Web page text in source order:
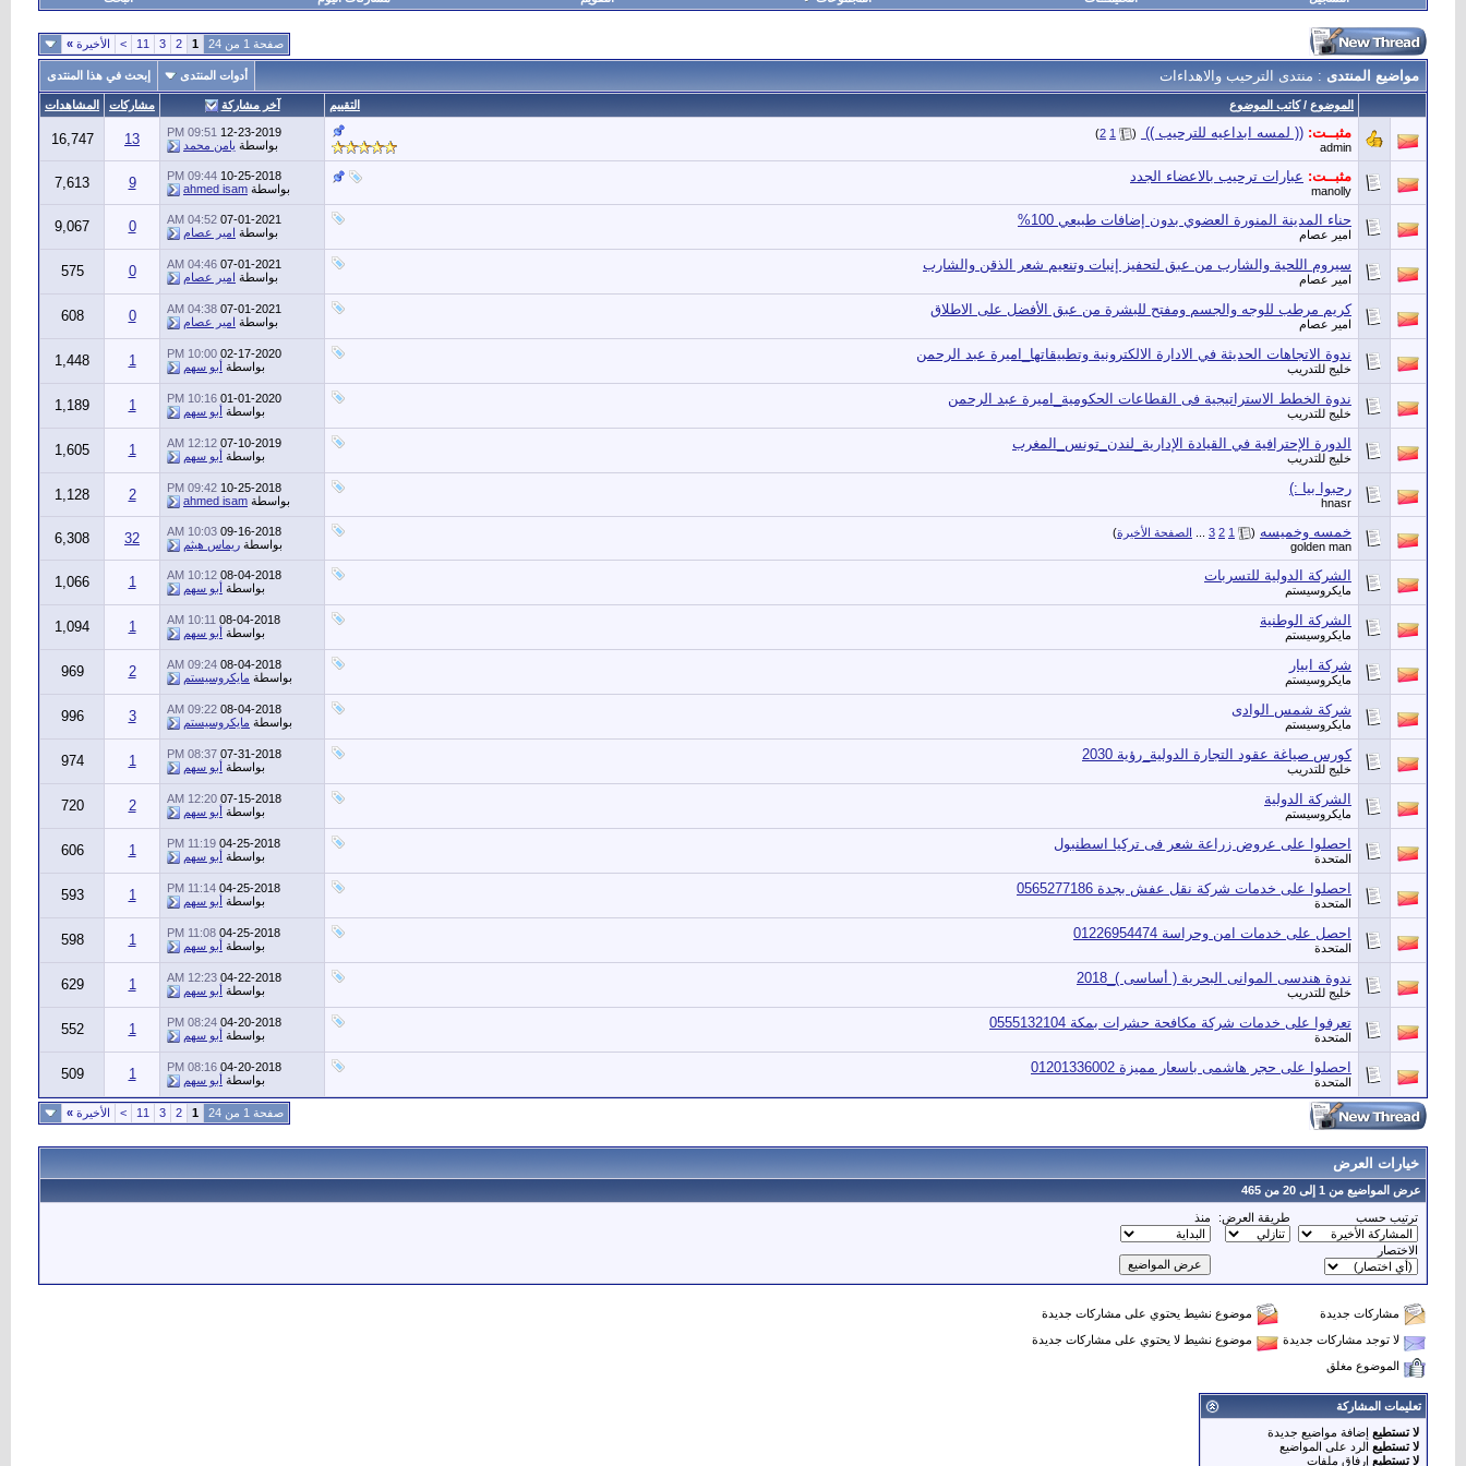
صفحة 1 من 24 1
2
3
11
> الأخيرة »
مواضيع المنتدى : منتدى الترحيب والاهداءات أدوات المنتدى إبحث في هذا المنتدى
التقييم الموضوع /كاتب الموضوع آخر مشاركة مشاركات المشاهدات
مثبــت: (( لمسه ابداعيه للترحيب )) ‏ (
1
2
)
admin
12-23-2019
09:51 PM
بواسطة يامن محمد 13
16,747
مثبــت: عبارات ترحيب بالاعضاء الجدد
manolly
10-25-2018
09:44 PM
بواسطة ahmed isam
9
7,613
حناء المدينة المنورة العضوي بدون إضافات طبيعي 100%
امير عصام
07-01-2021
04:52 AM
بواسطة امير عصام 0
9,067
سيروم اللحية والشارب من عبق لتحفيز إنبات وتنعيم شعر الذقن والشارب
امير عصام
07-01-2021
04:46 AM
بواسطة امير عصام 0
575
كريم مرطب للوجه والجسم ومفتح للبشرة من عبق الأفضل على الاطلاق
امير عصام
07-01-2021
04:38 AM
بواسطة امير عصام 0
608
ندوة الاتجاهات الحديثة في الادارة الالكترونية وتطبيقاتها_اميرة عبد الرحمن
خليج للتدريب
02-17-2020
10:00 PM
بواسطة أبو سهم 1
1,448
ندوة الخطط الاستراتيجية فى القطاعات الحكومية_اميرة عبد الرحمن
خليج للتدريب
01-01-2020
10:16 PM
بواسطة أبو سهم 1
1,189
الدورة الإحترافية في القيادة الإدارية_لندن_تونس_المغرب
خليج للتدريب
07-10-2019
12:12 AM
بواسطة أبو سهم 1
1,605
رحبوا بيا :)
hnasr
10-25-2018
09:42 PM
بواسطة ahmed isam
2
1,128
خمسه وخميسه (
1
2
3 الصفحة الأخيرة)
golden man
09-16-2018
10:03 AM
بواسطة ريماس هيثم 32
6,308
الشركة الدولية للتسربات
مايكروسيستم
08-04-2018
10:12 AM
بواسطة أبو سهم 1
1,066
الشركة الوطنية
مايكروسيستم
08-04-2018
10:11 AM
بواسطة أبو سهم 1
1,094
شركة ابيار
مايكروسيستم
08-04-2018
09:24 AM
بواسطة مايكروسيستم 2
969
شركة شمس الوادى
مايكروسيستم
08-04-2018
09:22 AM
بواسطة مايكروسيستم 3
996
كورس صياغة عقود التجارة الدولية_رؤية 2030
خليج للتدريب
07-31-2018
08:37 PM
بواسطة أبو سهم 1
974
الشركة الدولية
مايكروسيستم
07-15-2018
12:20 AM
بواسطة أبو سهم 2
720
احصلوا على عروض زراعة شعر فى تركيا اسطنبول
المتحدة
04-25-2018
11:19 PM
بواسطة أبو سهم 1
606
احصلوا على خدمات شركة نقل عفش بجدة 0565277186
المتحدة
04-25-2018
11:14 PM
بواسطة أبو سهم 1
593
احصل على خدمات امن وحراسة 01226954474
المتحدة
04-25-2018
11:08 PM
بواسطة أبو سهم 1
598
ندوة هندسى الموانى البحرية ( أساسى )_2018
خليج للتدريب
04-22-2018
12:23 AM
بواسطة أبو سهم 1
629
تعرفوا على خدمات شركة مكافحة حشرات بمكة 0555132104
المتحدة
04-20-2018
08:24 PM
بواسطة أبو سهم 1
552
احصلوا على حجر هاشمى باسعار مميزة 01201336002
المتحدة
04-20-2018
08:16 PM
بواسطة أبو سهم 1
509
صفحة 1 من 24 1
2
3
11
> الأخيرة »
خيارات العرض
عرض المواضيع من 1 إلى 20 من 465
ترتيب حسب طريقة العرض: منذ
الاختصار
مشاركات جديدة
موضوع نشيط يحتوي على مشاركات جديدة
لا توجد مشاركات جديدة
موضوع نشيط لا يحتوي على مشاركات جديدة
الموضوع مغلق
تعليمات المشاركة
لا تستطيع إضافة مواضيع جديدة
لا تستطيع الرد على المواضيع
لا تستطيع إرفاق ملفات